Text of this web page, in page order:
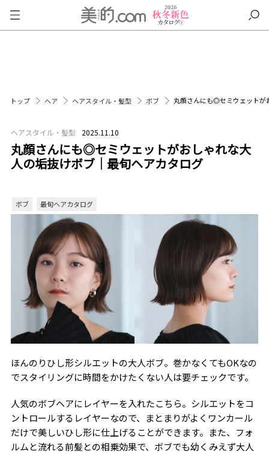
トップ ヘア ヘアスタイル・髪型 ボブ 丸顔さんにも◎セミウェットが
ヘアスタイル・髪型 2025.11.10
丸顔さんにも◎セミウェットがおしゃれな大
人の垢抜けボブ｜最旬ヘアカタログ
ボブ 最旬ヘアカタログ
ほんのりひし形シルエットの大人ボブ。巻かなくてもOKなの
でスタイリングに時間をかけたくない人は要チェックです。
人気のボブヘアにレイヤーを入れたこちら。シルエットをコ
ントロールするレイヤーなので、まとまりがよくワンカール
だけで美しいひし形に仕上げることができます。また、フォ
ルムと流れる前髪との相乗効果で、ボブでも幼くみえず大人